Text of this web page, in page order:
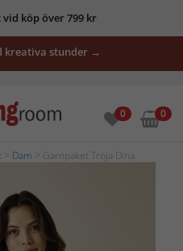
köp över 799 kr
kreativa stunder →
0 0
Dam > Garnpaket Tröja Dina